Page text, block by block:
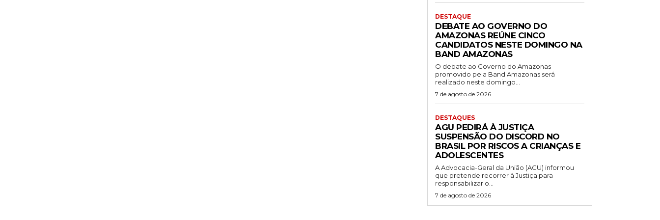
DESTAQUE
DEBATE AO GOVERNO DO
AMAZONAS REÚNE CINCO
CANDIDATOS NESTE DOMINGO NA
BAND AMAZONAS
O debate ao Governo do Amazonas
promovido pela Band Amazonas será
realizado neste domingo...
7 de agosto de 2026
DESTAQUES
AGU PEDIRÁ À JUSTIÇA
SUSPENSÃO DO DISCORD NO
BRASIL POR RISCOS A CRIANÇAS E
ADOLESCENTES
A Advocacia-Geral da União (AGU) informou
que pretende recorrer à Justiça para
responsabilizar o...
7 de agosto de 2026